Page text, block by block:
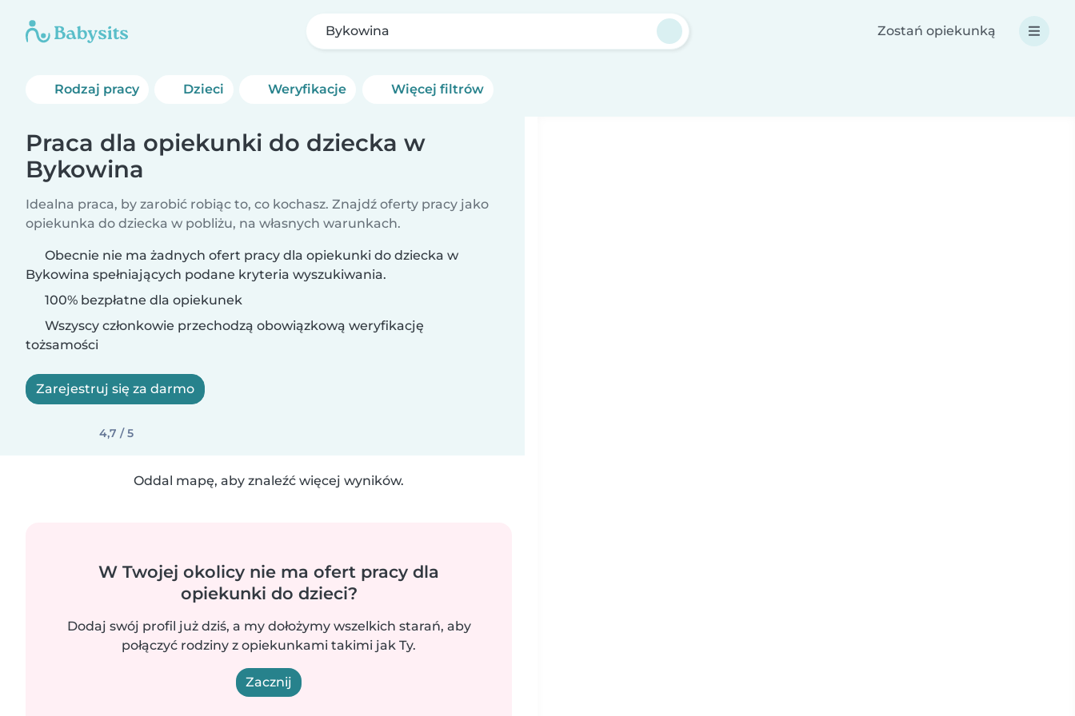
Bykowina Zostań opiekunką
Rodzaj pracy Dzieci Weryfikacje Więcej filtrów
Praca dla opiekunki do dziecka w
Bykowina
Idealna praca, by zarobić robiąc to, co kochasz. Znajdź oferty pracy jako
opiekunka do dziecka w pobliżu, na własnych warunkach.
Obecnie nie ma żadnych ofert pracy dla opiekunki do dziecka w
Bykowina spełniających podane kryteria wyszukiwania.
100% bezpłatne dla opiekunek
Wszyscy członkowie przechodzą obowiązkową weryfikację
tożsamości
Zarejestruj się za darmo
4,7 / 5
Oddal mapę, aby znaleźć więcej wyników.
W Twojej okolicy nie ma ofert pracy dla
opiekunki do dzieci?
Dodaj swój profil już dziś, a my dołożymy wszelkich starań, aby
połączyć rodziny z opiekunkami takimi jak Ty.
Zacznij